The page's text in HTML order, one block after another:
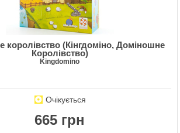
королівство (Кінгдоміно, Доміношне
Королівство)
Kingdomino
Очікується
665 грн